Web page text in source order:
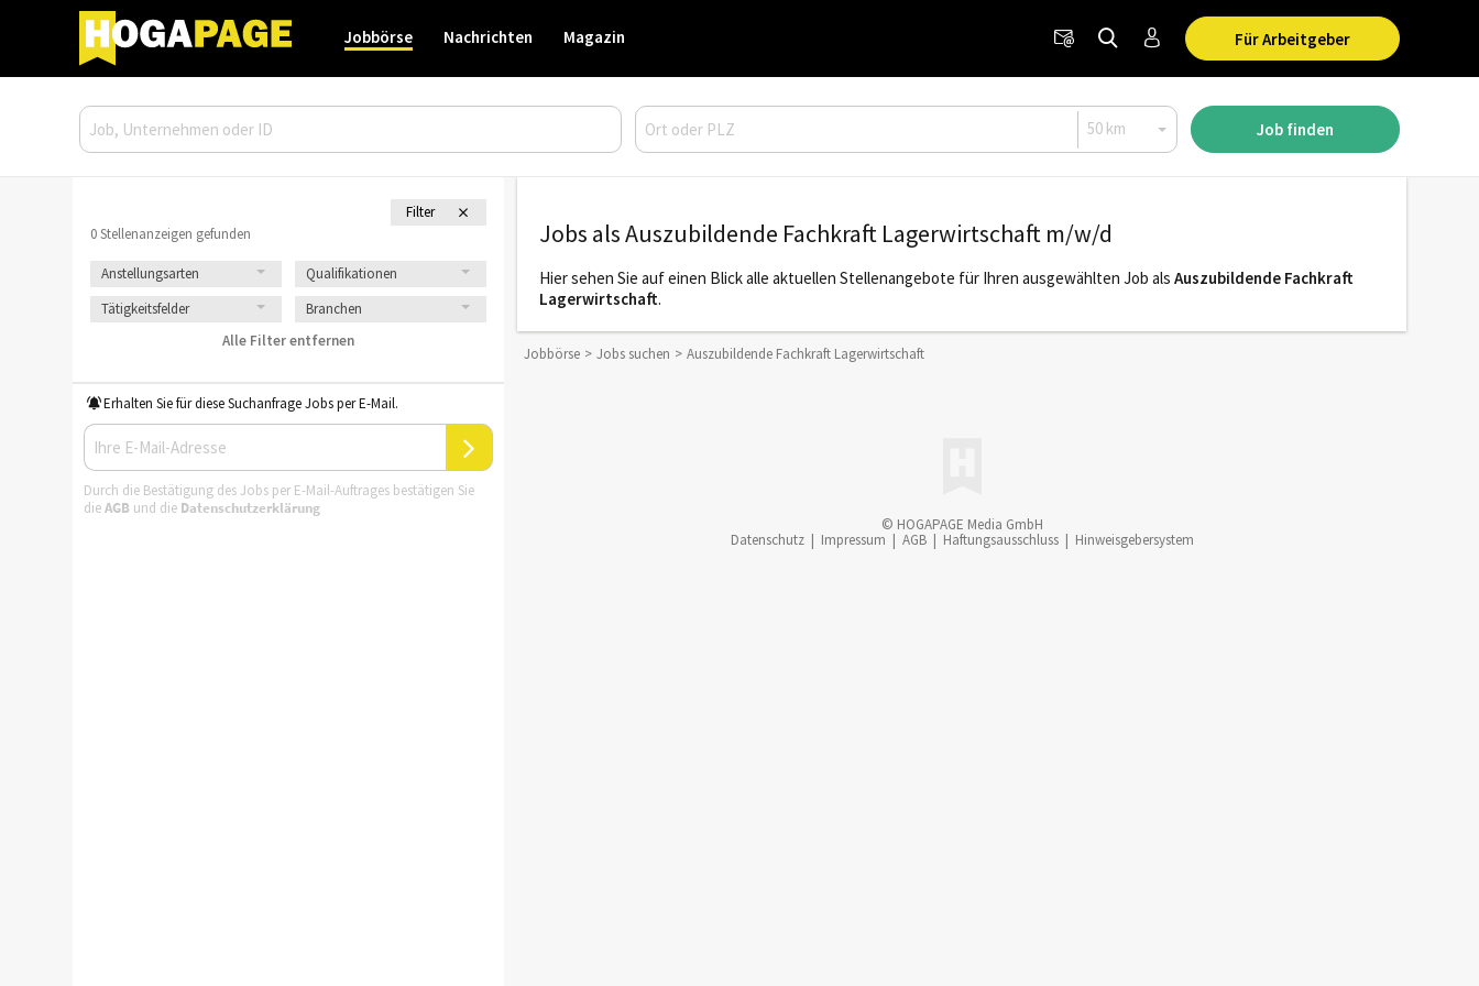
Für Arbeitgeber
Jobbörse Nachrichten Magazin
Job finden
Filter
0 Stellenanzeigen gefunden
Anstellungsarten
Qualifikationen
Tätigkeitsfelder
Branchen
Alle Filter entfernen
Erhalten Sie für diese Suchanfrage Jobs per E-Mail.
Durch die Bestätigung des Jobs per E-Mail-Auftrages bestätigen Sie
dieAGB und die Datenschutzerklärung
Jobs als Auszubildende Fachkraft Lagerwirtschaft m/w/d
Hier sehen Sie auf einen Blick alle aktuellen Stellenangebote für Ihren ausgewählten Job als Auszubildende Fachkraft
Lagerwirtschaft.
Jobbörse Jobs suchen Auszubildende Fachkraft Lagerwirtschaft
© HOGAPAGE Media GmbH
Datenschutz | Impressum | AGB | Haftungsausschluss | Hinweisgebersystem